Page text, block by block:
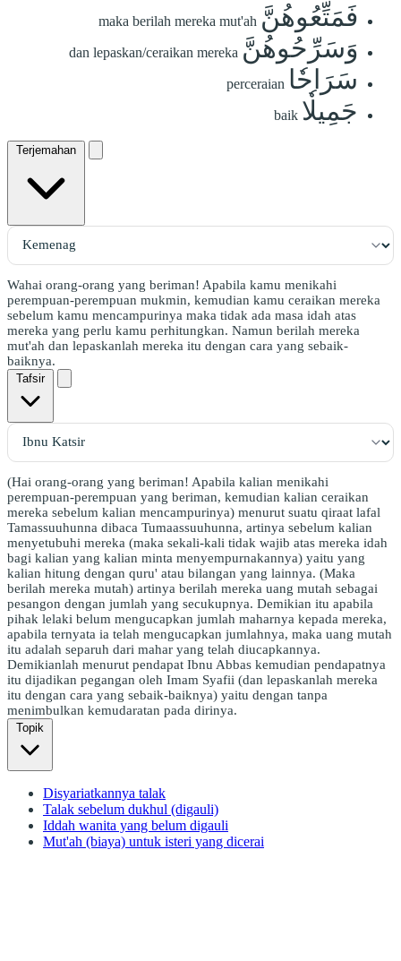
فَمَتِّعُوهُنَّ maka berilah mereka mut'ah
وَسَرِّحُوهُنَّ dan lepaskan/ceraikan mereka
سَرَاحٗا perceraian
جَمِيلٗا baik
Terjemahan
Wahai orang-orang yang beriman! Apabila kamu menikahi
perempuan-perempuan mukmin, kemudian kamu ceraikan mereka
sebelum kamu mencampurinya maka tidak ada masa idah atas
mereka yang perlu kamu perhitungkan. Namun berilah mereka
mut'ah dan lepaskanlah mereka itu dengan cara yang sebaik-
baiknya.
Tafsir
(Hai orang-orang yang beriman! Apabila kalian menikahi
perempuan-perempuan yang beriman, kemudian kalian ceraikan
mereka sebelum kalian mencampurinya) menurut suatu qiraat lafal
Tamassuuhunna dibaca Tumaassuuhunna, artinya sebelum kalian
menyetubuhi mereka (maka sekali-kali tidak wajib atas mereka idah
bagi kalian yang kalian minta menyempurnakannya) yaitu yang
kalian hitung dengan quru' atau bilangan yang lainnya. (Maka
berilah mereka mutah) artinya berilah mereka uang mutah sebagai
pesangon dengan jumlah yang secukupnya. Demikian itu apabila
pihak lelaki belum mengucapkan jumlah maharnya kepada mereka,
apabila ternyata ia telah mengucapkan jumlahnya, maka uang mutah
itu adalah separuh dari mahar yang telah diucapkannya.
Demikianlah menurut pendapat Ibnu Abbas kemudian pendapatnya
itu dijadikan pegangan oleh Imam Syafii (dan lepaskanlah mereka
itu dengan cara yang sebaik-baiknya) yaitu dengan tanpa
menimbulkan kemudaratan pada dirinya.
Topik
Disyariatkannya talak
Talak sebelum dukhul (digauli)
Iddah wanita yang belum digauli
Mut'ah (biaya) untuk isteri yang dicerai